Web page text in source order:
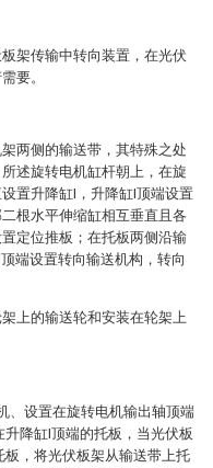
架传输中转向装置，在光伏
要。
两侧的输送带，其特殊之处
述旋转电机缸杆朝上，在旋
置升降缸I，升降缸I顶端设置
根水平伸缩缸相互垂直且各
定位推板；在托板两侧沿输
端设置转向输送机构，转向
上的输送轮和安装在轮架上
、设置在旋转电机输出轴顶端
降缸I顶端的托板，当光伏板
，将光伏板架从输送带上托